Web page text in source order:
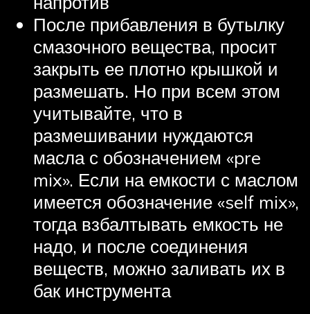
После прибавления в бутылку
смазочного вещества, просит
закрыть ее плотно крышкой и
размешать. Но при всем этом
учитывайте, что в
размешивании нуждаются
масла с обозначением «pre
mix». Если на емкости с маслом
имеется обозначение «self mix»,
тогда взбалтывать емкость не
надо, и после соединения
веществ, можно заливать их в
бак инструмента